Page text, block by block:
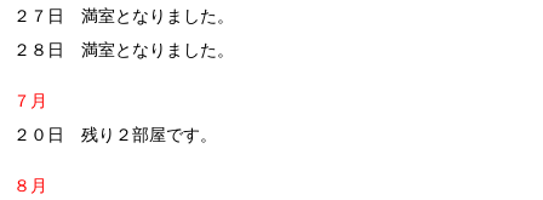
２７日 満室となりました。
２８日 満室となりました。
７月
２０日 残り２部屋です。
８月